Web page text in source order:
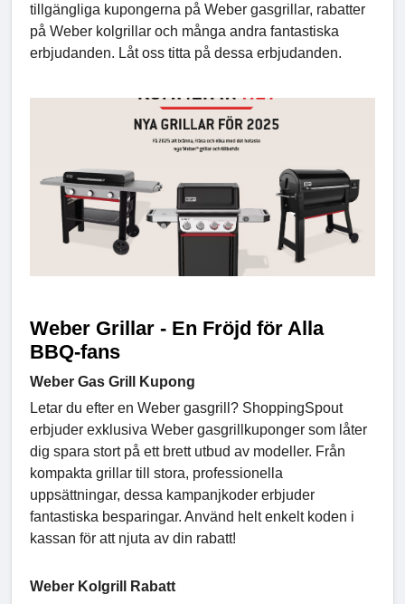
tillgängliga kupongerna på Weber gasgrillar, rabatter
på Weber kolgrillar och många andra fantastiska
erbjudanden. Låt oss titta på dessa erbjudanden.
Weber Grillar - En Fröjd för Alla
BBQ-fans
Weber Gas Grill Kupong
Letar du efter en Weber gasgrill? ShoppingSpout
erbjuder exklusiva Weber gasgrillkuponger som låter
dig spara stort på ett brett utbud av modeller. Från
kompakta grillar till stora, professionella
uppsättningar, dessa kampanjkoder erbjuder
fantastiska besparingar. Använd helt enkelt koden i
kassan för att njuta av din rabatt!
Weber Kolgrill Rabatt